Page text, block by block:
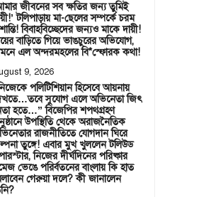
জীবনের সব ক্ষতির জন্য তুমিই
টলিপাড়ায় মা-ছেলের সম্পর্কে চরম
বিবাহবিচ্ছেদের জন্যও মাকে দায়ী!
বাড়িতে গিয়ে ভাঙচুরের অভিযোগ,
এল অন্দরমহলের বি*স্ফোরক কথা!
9, 2026
পলিটিশিয়ান হিসেবে আয়নায়
সুযোগ এলে অভিনেতা জিৎ
হতে…” বিজেপির শপথগ্রহণ
উপস্থিতি থেকে অরাজনৈতিক
রাজনীতিতে যোগদান ঘিরে
তুঙ্গে! এবার মুখ খুললেন টলিউড
নিজের দীর্ঘদিনের পরিষ্কার
ভেঙে পরির্বতনের বাংলায় কি হাত
গেরুয়া দলে? কী জানালেন